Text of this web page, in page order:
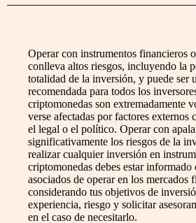
Operar con instrumentos financieros
conlleva altos riesgos, incluyendo la
totalidad de la inversión, y puede ser
recomendada para todos los
criptomonedas son extremadamente
verse afectadas por factores externos
el legal o el político. Operar con
significativamente los riesgos de la
realizar cualquier inversión en
criptomonedas debes estar informado
asociados de operar en los mercados
considerando tus objetivos de
experiencia, riesgo y solicitar
en el caso de necesitarlo.